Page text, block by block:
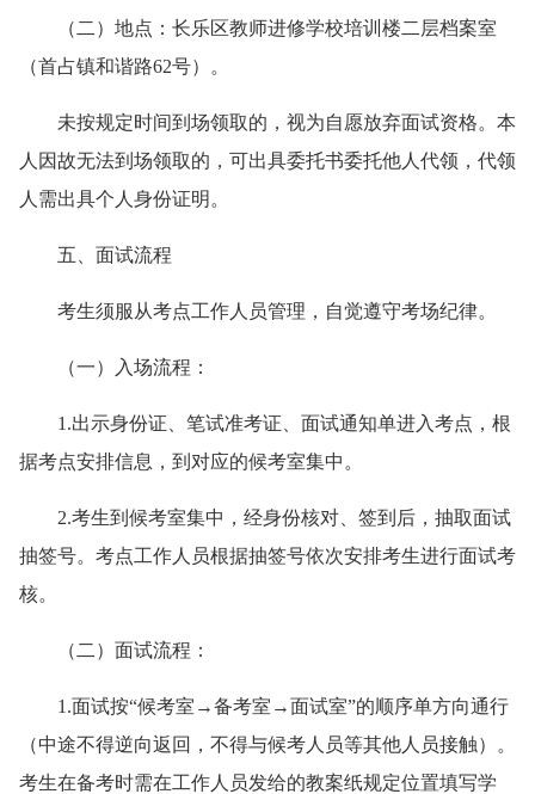
（二）地点：长乐区教师进修学校培训楼二层档案室
（首占镇和谐路62号）。
未按规定时间到场领取的，视为自愿放弃面试资格。本
人因故无法到场领取的，可出具委托书委托他人代领，代领
人需出具个人身份证明。
五、面试流程
考生须服从考点工作人员管理，自觉遵守考场纪律。
（一）入场流程：
1.出示身份证、笔试准考证、面试通知单进入考点，根
据考点安排信息，到对应的候考室集中。
2.考生到候考室集中，经身份核对、签到后，抽取面试
抽签号。考点工作人员根据抽签号依次安排考生进行面试考
核。
（二）面试流程：
1.面试按“候考室→备考室→面试室”的顺序单方向通行
（中途不得逆向返回，不得与候考人员等其他人员接触）。
考生在备考时需在工作人员发给的教案纸规定位置填写学